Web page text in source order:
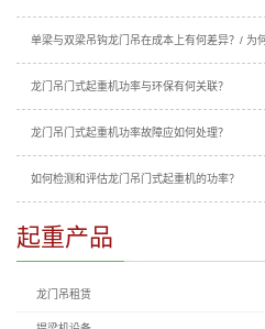
单梁与双梁吊钩龙门吊在成本上有何差异？/ 为
龙门吊门式起重机功率与环保有何关联？
龙门吊门式起重机功率故障应如何处理？
如何检测和评估龙门吊门式起重机的功率？
起重产品
龙门吊租赁